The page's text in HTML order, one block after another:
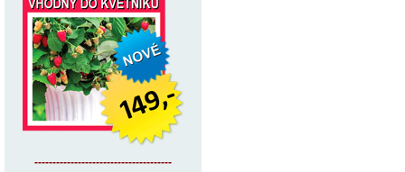
--------------------------------------